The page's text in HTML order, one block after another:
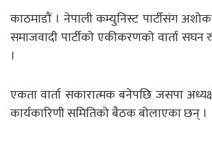
काठमाडाैं । नेपाली कम्युनिस्ट पार्टीसंग
समाजवादी पार्टीको एकीकरणको वार्ता
।
एकता वार्ता सकारात्मक बनेपछि जसपा
कार्यकारिणी समितिको बैठक बोलाएका छन् ।